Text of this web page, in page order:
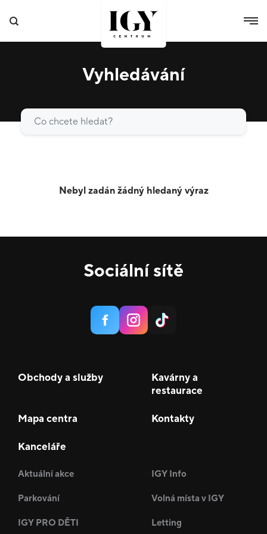
Vyhledávání
Vyhledat
Nebyl zadán žádný hledaný výraz
Sociální sítě
Obchody a služby
Kavárny a
restaurace
Mapa centra Kontakty
Kanceláře
Aktuální akce IGY Info
Parkování Volná místa v IGY
IGY PRO DĚTI Letting